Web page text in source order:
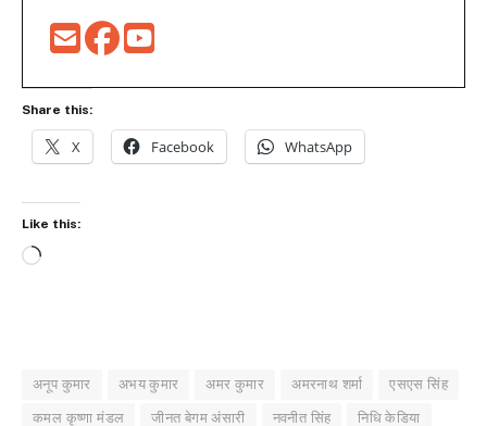
Share this:
X Facebook WhatsApp
Like this:
Loading…
अनूप कुमार अभय कुमार अमर कुमार अमरनाथ शर्मा एसएस सिंह
कमल कृष्णा मंडल जीनत बेगम अंसारी नवनीत सिंह निधि केडिया